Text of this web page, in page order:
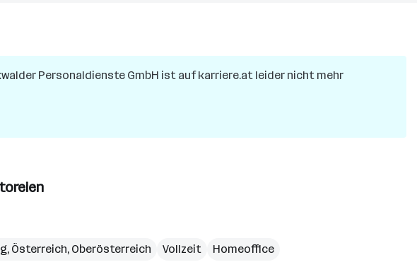
Personaldienste GmbH ist auf karriere.at leider nicht mehr
, Österreich, Oberösterreich Vollzeit Homeoffice